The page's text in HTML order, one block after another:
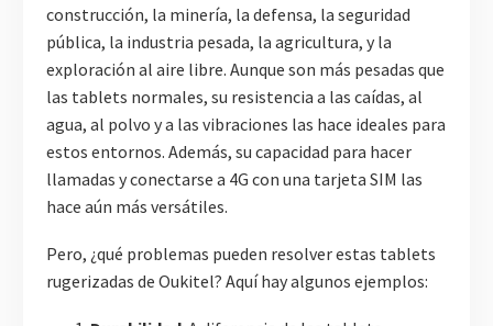
construcción, la minería, la defensa, la seguridad
pública, la industria pesada, la agricultura, y la
exploración al aire libre. Aunque son más pesadas que
las tablets normales, su resistencia a las caídas, al
agua, al polvo y a las vibraciones las hace ideales para
estos entornos. Además, su capacidad para hacer
llamadas y conectarse a 4G con una tarjeta SIM las
hace aún más versátiles.
Pero, ¿qué problemas pueden resolver estas tablets
rugerizadas de Oukitel? Aquí hay algunos ejemplos: